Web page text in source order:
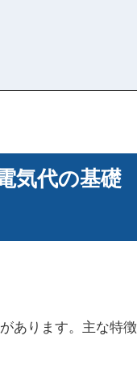
気代の基礎
あります。主な特徴